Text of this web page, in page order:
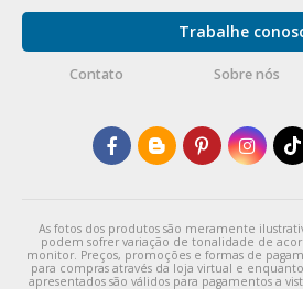
Trabalhe
Contato Sobre nós
As fotos dos produtos são meramente
podem sofrer variação de tonalidade de
monitor. Preços, promoções e formas de
para compras através da loja virtual e
apresentados são válidos para pagamentos a